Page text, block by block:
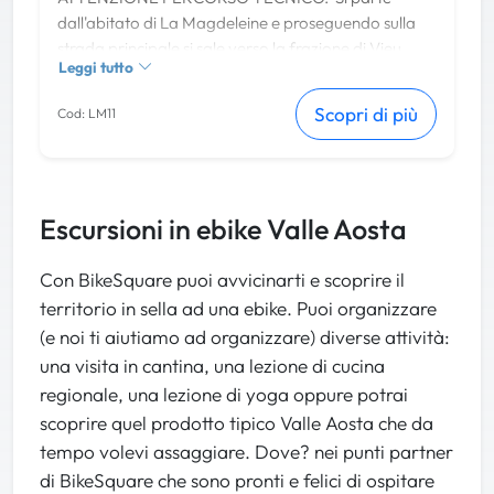
tempo la graziosa frazione di Lod.
lungo la strada asfaltata regionale n. 8.
Buon divertimento bikers!!!
dall'abitato di La Magdeleine e proseguendo sulla
strada principale si sale verso la frazione di Vieu.
Raggiunto il tornante seguire le indicazioni per
Grande Panchina Col Pilaz, sulla sinistra. Proseguire
sulla strada asfaltata principale fino al
laghi di Champlong. Una volta scollinato scendere e
Grande Panchina. Oltrepassare, seguendo la strada
sterrata, la panchina gigante e inizare la salita senza
prendere deviazioni seguendo le indicazioni per
laghi di Champlong. Dopo circa 1,5 km si raggiunge il
piccolo lago di Charey dove iniza il sentiero per
intraprendere il single track. ATTENZIONE l'attacco
del sentiero del single track si trova nella zona dello
scarico del lago, occorre attraversare il ruscello e
prendere il sentiero nel bosco a destra che sale
Leggi tutto
Cod: LM11 Scopri di più
Escursioni in ebike Valle Aosta
Con BikeSquare puoi avvicinarti e scoprire il
territorio in sella ad una ebike. Puoi organizzare
(e noi ti aiutiamo ad organizzare) diverse attività:
una visita in cantina, una lezione di cucina
regionale, una lezione di yoga oppure potrai
scoprire quel prodotto tipico Valle Aosta che da
tempo volevi assaggiare. Dove? nei punti partner
di BikeSquare che sono pronti e felici di ospitare